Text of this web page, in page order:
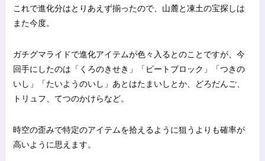
これで進化分はとりあえず揃ったので、山麓と凍土の宝探しは
また今度。
ガチグマライドで進化アイテムが色々入るとのことですが、今
回手にしたのは「くろのきせき」「ピートブロック」「つきの
いし」「たいようのいし」あとはたまいしとか、どろだんご、
トリュフ、てつのかけらなど。
時空の歪みで特定のアイテムを拾えるように狙うよりも確率が
高いように思えます。